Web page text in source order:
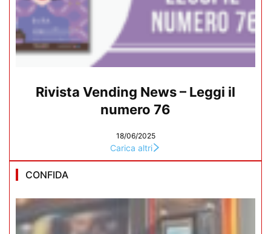
Rivista Vending News – Leggi il
numero 76
18/06/2025
Carica altri
CONFIDA